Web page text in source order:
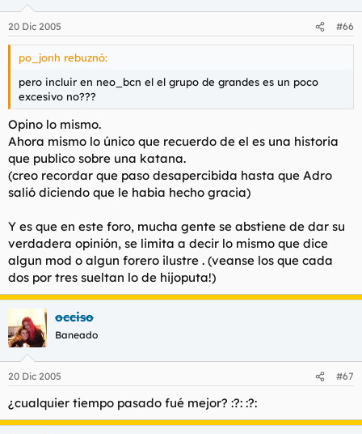
20 Dic 2005 #66
po_jonh rebuznó:
pero incluir en neo_bcn el el grupo de grandes es un poco
excesivo no???
Opino lo mismo.
Ahora mismo lo único que recuerdo de el es una historia
que publico sobre una katana.
(creo recordar que paso desapercibida hasta que Adro
salió diciendo que le habia hecho gracia)
Y es que en este foro, mucha gente se abstiene de dar su
verdadera opinión, se limita a decir lo mismo que dice
algun mod o algun forero ilustre . (veanse los que cada
dos por tres sueltan lo de hijoputa!)
occiso
Baneado
20 Dic 2005 #67
¿cualquier tiempo pasado fué mejor? :?: :?: